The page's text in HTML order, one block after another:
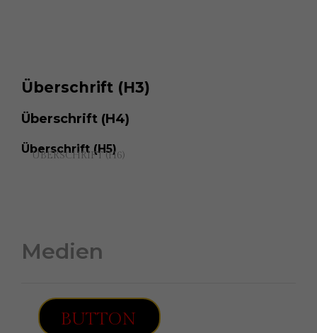
im Text.
Überschrift (H3)
Überschrift (H4)
Überschrift (H5)
ÜBERSCHRIFT (H6)
Medien
BUTTON